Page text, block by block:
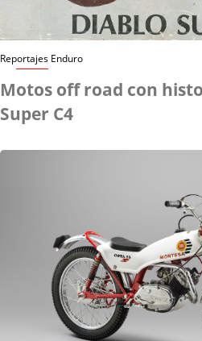
Reportajes Enduro
Motos off road con
Super C4